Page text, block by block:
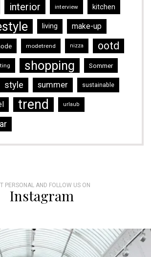
interior interview kitchen
living make-up
modetrend nizza ootd
shopping Sommer
style summer sustainable
trend urlaub
PERSONAL AND FOLLOW US ON
Instagram